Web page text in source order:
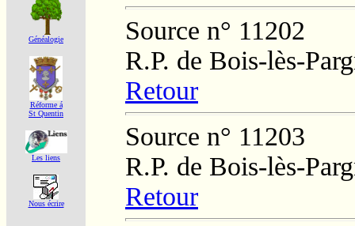
Généalogie
Réforme á
St Quentin
Les liens
Nous écrire
Source n° 11202
R.P. de Bois-lès-
Retour
Source n° 11203
R.P. de Bois-lès-
Retour